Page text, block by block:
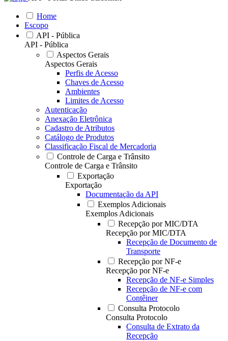
Home
Escopo
API - Pública
API - Pública
Aspectos Gerais
Aspectos Gerais
Perfis de Acesso
Chaves de Acesso
Ambientes
Limites de Acesso
Autenticação
Anexação Eletrônica
Cadastro de Atributos
Catálogo de Produtos
Classificação Fiscal de Mercadoria
Controle de Carga e Trânsito
Controle de Carga e Trânsito
Exportação
Exportação
Documentação da API
Exemplos Adicionais
Exemplos Adicionais
Recepção por MIC/DTA
Recepção por MIC/DTA
Recepção de Documento de
Transporte
Recepção por NF-e
Recepção por NF-e
Recepção de NF-e Simples
Recepção de NF-e com
Contêiner
Consulta Protocolo
Consulta Protocolo
Consulta de Extrato da
Recepção